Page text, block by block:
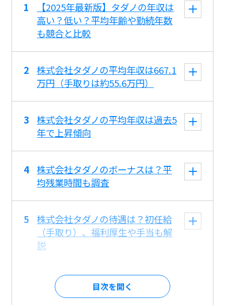
【2025年最新版】タダノの年収は
高い？低い？平均年齢や勤続年数
も競合と比較
株式会社タダノの平均年収は667.1
万円（手取りは約55.6万円）
株式会社タダノの平均年収は過去5
年で上昇傾向
株式会社タダノのボーナスは？平
均残業時間も調査
株式会社タダノの待遇は？初任給
（手取り）、福利厚生や手当も解
説
目次を